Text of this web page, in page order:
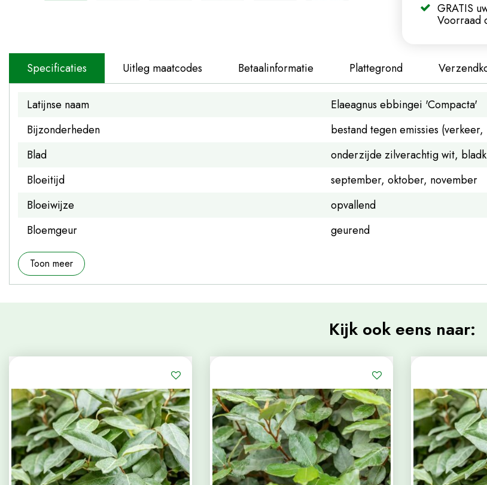
GRATIS
Voorraad
Specificaties Uitleg maatcodes Betaalinformatie Plattegrond
Latijnse naam
Elaeagnus ebbingei 'Compacta'
Bijzonderheden
bestand tegen emissies
Blad
onderzijde zilverachtig wit,
Bloeitijd
september, oktober, november
Bloeiwijze
opvallend
Bloemgeur
geurend
Toon meer
Kijk ook eens naar: